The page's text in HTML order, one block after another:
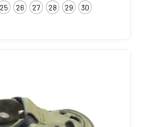
kuni
25 26 27 28 29 30